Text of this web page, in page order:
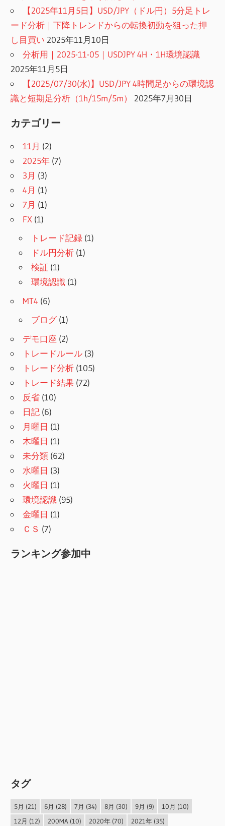
【2025年11月5日】USD/JPY（ドル円）5分足トレ
ード分析｜下降トレンドからの転換初動を狙った押
し目買い 2025年11月10日
分析用｜2025-11-05｜USDJPY 4H・1H環境認識
2025年11月5日
【2025/07/30(水)】USD/JPY 4時間足からの環境認
識と短期足分析（1h/15m/5m）
2025年7月30日
カテゴリー
11月 (2)
2025年 (7)
3月 (3)
4月 (1)
7月 (1)
FX (1)
トレード記録 (1)
ドル円分析 (1)
検証 (1)
環境認識 (1)
MT4 (6)
ブログ(1)
デモ口座 (2)
トレードルール (3)
トレード分析 (105)
トレード結果 (72)
反省 (10)
日記 (6)
月曜日 (1)
木曜日 (1)
未分類 (62)
水曜日 (3)
火曜日 (1)
環境認識 (95)
金曜日 (1)
ＣＳ (7)
ランキング参加中
タグ
5月 (21) 6月 (28) 7月 (34) 8月 (30) 9月 (9) 10月 (10)
12月 (12) 200MA(10) 2020年(70) 2021年(35)